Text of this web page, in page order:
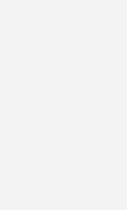
GdW hat Zahlen aus
im Verband zum
für effiziente
den sozial orientierten
davon rund
Effizienzstandard 55
betroffenen
gebaut und nach